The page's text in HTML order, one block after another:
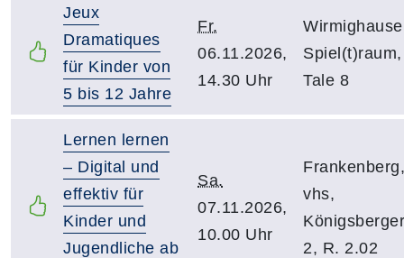
Jeux
Dramatiques
für Kinder von
5 bis 12 Jahre
Fr.
06.11.2026,
14.30 Uhr
Tale 8
Lernen lernen
– Digital und
effektiv für
Kinder und
Jugendliche ab
Sa.
07.11.2026,
10.00 Uhr
Frankenberg,
vhs,
2, R. 2.02